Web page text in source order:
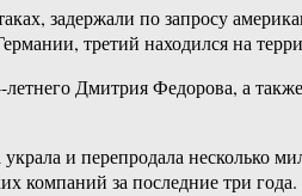
задержали по запросу
третий находился на
летнего Дмитрия Федорова, а
и перепродала несколько
компаний за последние три года.